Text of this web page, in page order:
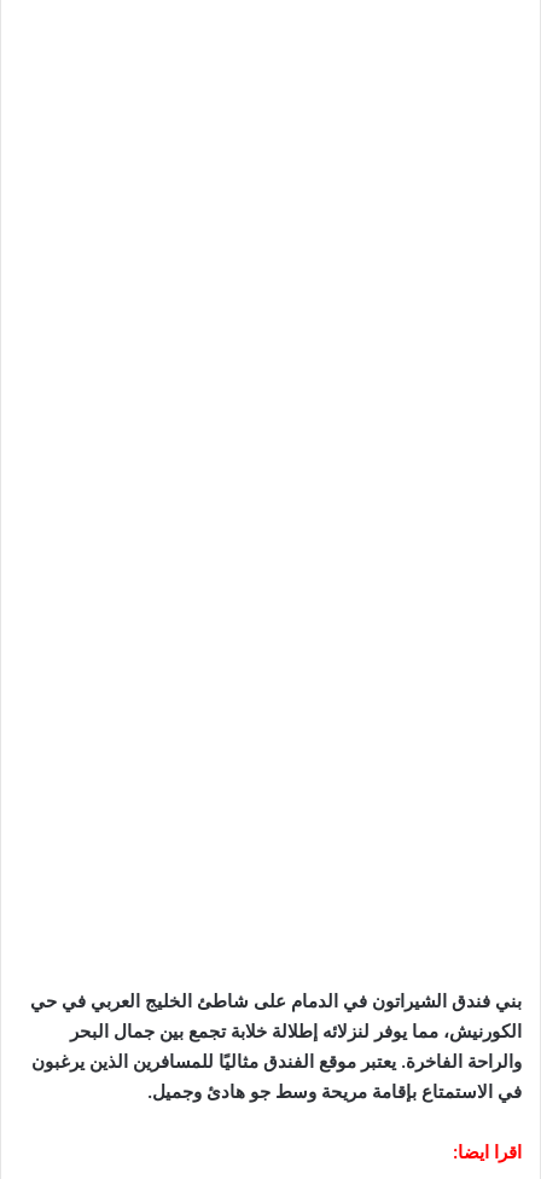
بني فندق الشيراتون في الدمام على شاطئ الخليج العربي في حي
الكورنيش، مما يوفر لنزلائه إطلالة خلابة تجمع بين جمال البحر
والراحة الفاخرة. يعتبر موقع الفندق مثاليًا للمسافرين الذين يرغبون
في الاستمتاع بإقامة مريحة وسط جو هادئ وجميل.
اقرا ايضا: